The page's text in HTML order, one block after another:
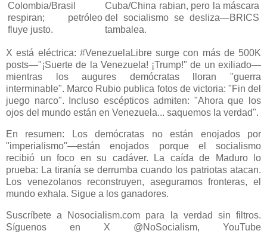
Colombia/Brasil
respiran; petróleo
fluye justo.
Cuba/China rabian, pero la máscara
del socialismo se desliza—BRICS
tambalea.
X está eléctrica: #VenezuelaLibre surge con más de 500K
posts—"¡Suerte de la Venezuela! ¡Trump!" de un exiliado—
mientras los augures demócratas lloran "guerra
interminable". Marco Rubio publica fotos de victoria: "Fin del
juego narco". Incluso escépticos admiten: "Ahora que los
ojos del mundo están en Venezuela... saquemos la verdad".
En resumen: Los demócratas no están enojados por
"imperialismo"—están enojados porque el socialismo
recibió un foco en su cadáver. La caída de Maduro lo
prueba: La tiranía se derrumba cuando los patriotas atacan.
Los venezolanos reconstruyen, aseguramos fronteras, el
mundo exhala. Sigue a los ganadores.
Suscríbete a Nosocialism.com para la verdad sin filtros.
Síguenos en X @NoSocialism, YouTube